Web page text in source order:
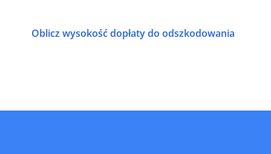
Oblicz wysokość dopłaty do odszkodowania